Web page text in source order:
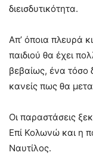
διεισδυτικότητα.
Απ’ όποια πλευρά
παιδιού θα έχει
βεβαίως, ένα τόσο
κανείς πως θα
Οι παραστάσεις
Επί Κολωνώ και η
Ναυτίλος.